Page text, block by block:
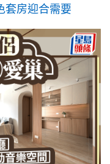
套房迎合需要